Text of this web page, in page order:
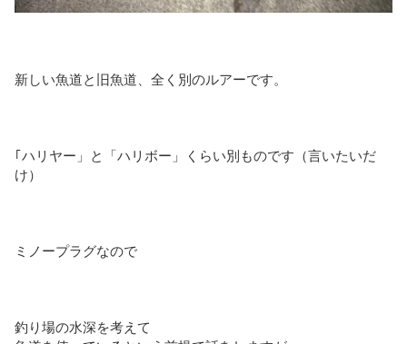
新しい魚道と旧魚道、全く別のルアーです。
｢ハリヤー」と「ハリボー」くらい別ものです（言いたいだ
け）
ミノープラグなので
釣り場の水深を考えて